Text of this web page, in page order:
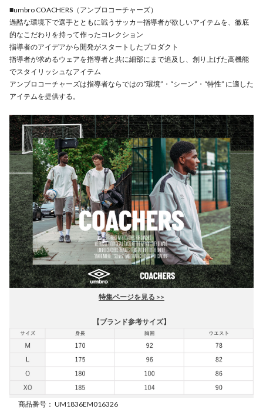
■umbro COACHERS（アンブロコーチャーズ）
過酷な環境下で選手とともに戦うサッカー指導者が欲しいアイテムを、徹底
的なこだわりを持って作ったコレクション
指導者のアイデアから開発がスタートしたプロダクト
指導者が求めるウェアを指導者と共に細部にまで追及し、創り上げた高機能
でスタイリッシュなアイテム
アンブロコーチャーズは指導者ならではの“環境”・“シーン”・“特性” に適した
アイテムを提供する。
特集ページを見る >>
【ブランド参考サイズ】
商品番号 ： UM1836EM016326